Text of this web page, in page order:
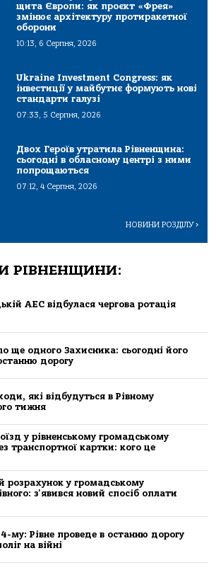
щита Європи: як проєкт «Фрея»
змінює архітектуру протиракетної
оборони
10:13, 6 Серпня, 2026
Ukraine Investment Congress: як
інвестиції у майбутнє формують нові
стандарти галузі
07:33, 5 Серпня, 2026
Двох Героїв утратила Рівненщина:
сьогодні в обласному центрі з ними
попрощаються
07:12, 4 Серпня, 2026
НОВИНИ РОЗДІЛУ>
РІВНЕНЩИНИ:
АЕС відбулася чергова ротація
ще одного Захисника: сьогодні його
дорогу
які відбудуться в Рівному
тижня
у рівненському громадському
транспортної картки: кого це
розрахунок у громадському
з'явився новий спосіб оплати
му: Рівне проведе в останню дорогу
на війні